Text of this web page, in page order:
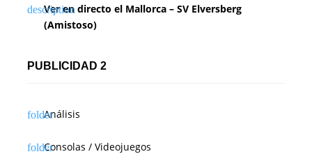
Ver en directo el Mallorca – SV Elversberg
(Amistoso)
PUBLICIDAD 2
Análisis
Consolas / Videojuegos